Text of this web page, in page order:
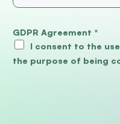
GDPR Agreement *
I consent to the
the purpose of being